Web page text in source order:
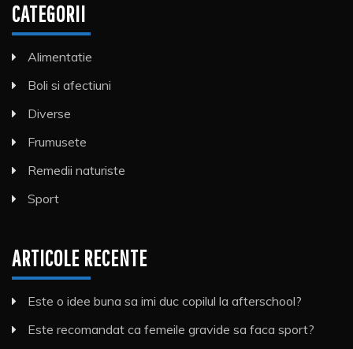
CATEGORII
Alimentatie
Boli si afectiuni
Diverse
Frumusete
Remedii naturiste
Sport
ARTICOLE RECENTE
Este o idee buna sa imi duc copilul la afterschool?
Este recomandat ca femeile gravide sa faca sport?